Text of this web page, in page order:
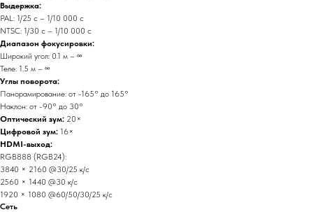
Выдержка:
PAL: 1/25 с – 1/10 000 с
NTSC: 1/30 с – 1/10 000 с
Диапазон фокусировки:
Широкий угол: 0.1 м – ∞
Теле: 1.5 м – ∞
Углы поворота:
Панорамирование: от -165° до 165°
Наклон: от -90° до 30°
Оптический зум: 20×
Цифровой зум: 16×
HDMI-выход:
RGB888 (RGB24):
3840 × 2160 @30/25 к/с
2560 × 1440 @30 к/с
1920 × 1080 @60/50/30/25 к/с
Сеть